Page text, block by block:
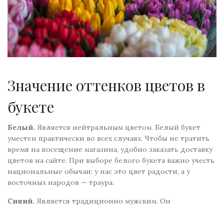
Значение оттенков цветов в
букете
Белый. Является нейтральным цветом. Белый букет
уместен практически во всех случаях. Чтобы не тратить
время на посещение магазина, удобно заказать доставку
цветов на сайте. При выборе белого букета важно учесть
национальные обычаи: у нас это цвет радости, а у
восточных народов — траура.
Синий. Является традиционно мужским. Он